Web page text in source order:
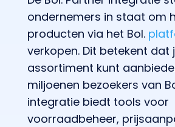
ondernemers in staat om
producten via het Bol.
verkopen. Dit betekent dat
assortiment kunt
miljoenen bezoekers van
integratie biedt tools voor
voorraadbeheer,